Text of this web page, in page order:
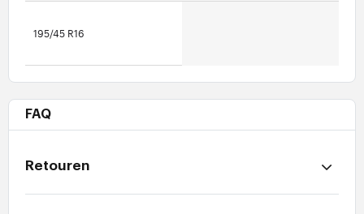
195/45 R16
FAQ
Retouren